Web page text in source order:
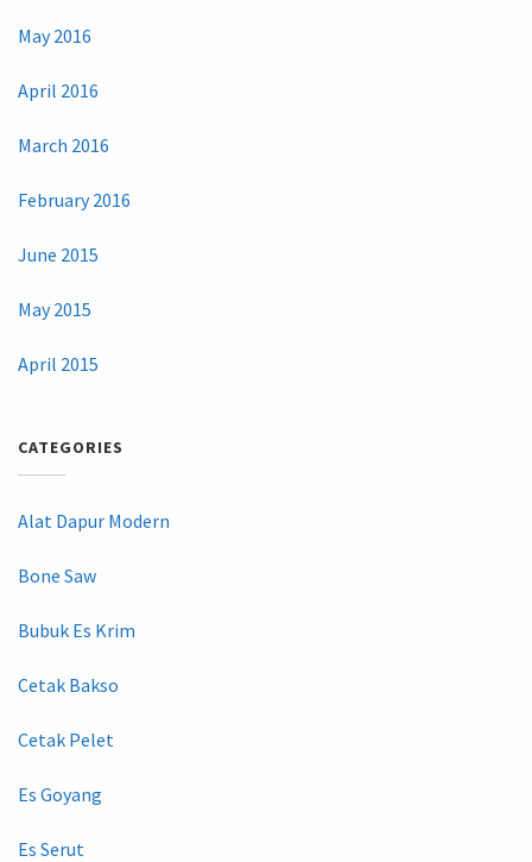
May 2016
April 2016
March 2016
February 2016
June 2015
May 2015
April 2015
CATEGORIES
Alat Dapur Modern
Bone Saw
Bubuk Es Krim
Cetak Bakso
Cetak Pelet
Es Goyang
Es Serut